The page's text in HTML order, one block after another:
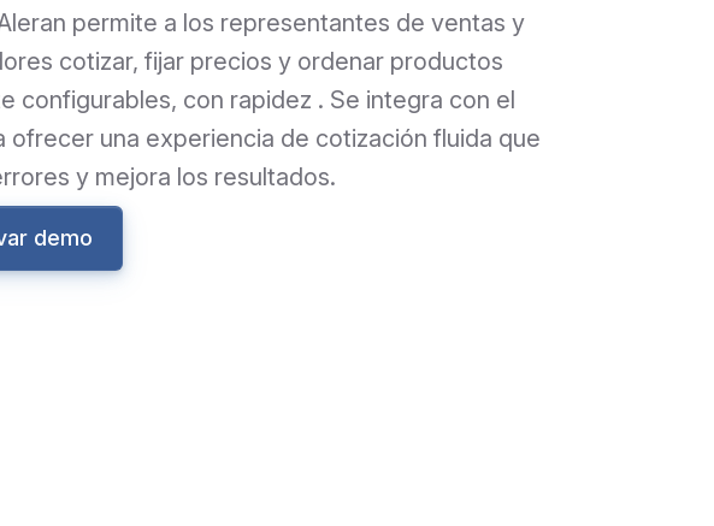
permite a los representantes de ventas y
cotizar, fijar precios y ordenar productos
configurables, con rapidez . Se integra con el
ofrecer una experiencia de cotización fluida que
y mejora los resultados.
demo